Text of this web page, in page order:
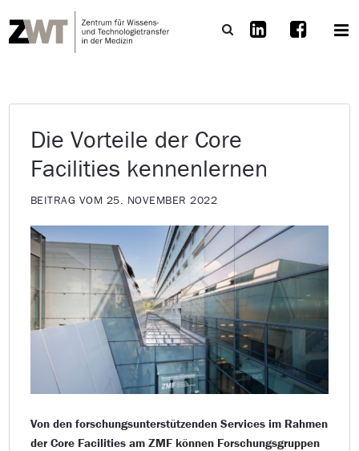
Die Vorteile der Core
Facilities kennenlernen
BEITRAG VOM 25. NOVEMBER 2022
Von den forschungsunterstützenden Services im Rahmen
der Core Facilities am ZMF können Forschungsgruppen